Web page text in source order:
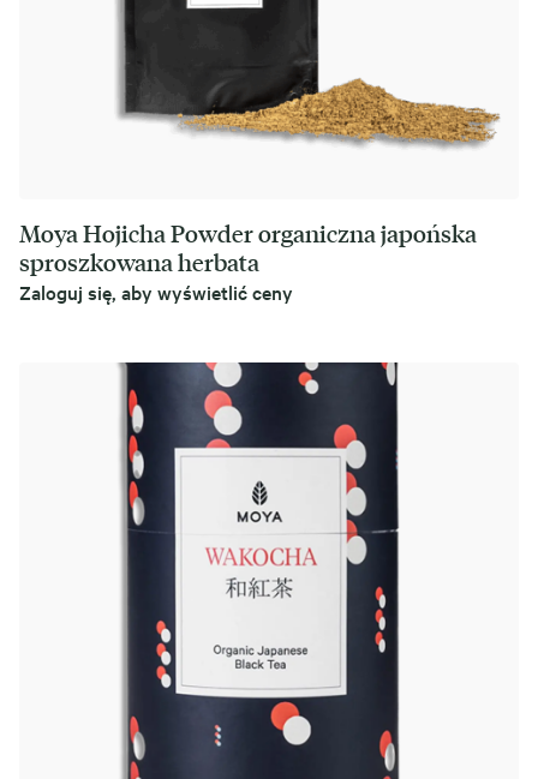
Moya Hojicha Powder organiczna japońska
sproszkowana herbata
Zaloguj się, aby wyświetlić ceny